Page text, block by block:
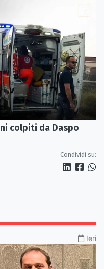
colpiti da Daspo
Condividi su:
Ieri